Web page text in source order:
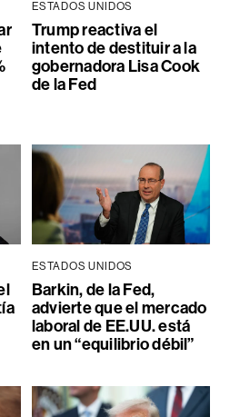
ESTADOS UNIDOS
Trump reactiva el
intento de destituir a la
gobernadora Lisa Cook
de la Fed
ESTADOS UNIDOS
Barkin, de la Fed,
advierte que el mercado
laboral de EE.UU. está
en un “equilibrio débil”